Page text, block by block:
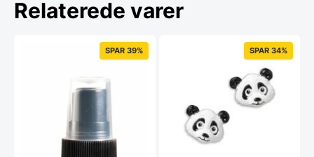
Relaterede varer
SPAR 39% SPAR 34%